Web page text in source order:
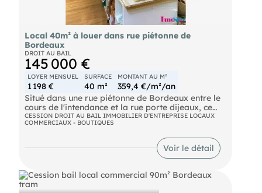
Local 40m² à louer dans rue piétonne de
Bordeaux
DROIT AU BAIL
145 000 €
LOYER MENSUEL
1 198 €
SURFACE
40 m²
MONTANT AU M²
359,4 €/m²/an
Situé dans une rue piétonne de Bordeaux entre le
cours de l'intendance et la rue porte dijeaux, ce
local commercial d'une surface d'env. 40 m²
profite d'une très belle visibilité pour mettre en
valeur une marque dans le domaine de
l'équipement de la personne. Son linéaire vitrine
d'environ7 m associé à une architecture
CESSION DROIT AU BAIL IMMOBILIER D'ENTREPRISE LOCAUX
COMMERCIAUX - BOUTIQUES
Voir le détail